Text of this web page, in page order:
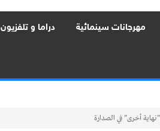
مهرجانات سينمائية دراما و تلفزيون